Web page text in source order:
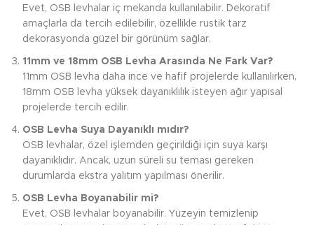
Evet, OSB levhalar iç mekanda kullanılabilir. Dekoratif
amaçlarla da tercih edilebilir, özellikle rustik tarz
dekorasyonda güzel bir görünüm sağlar.
11mm ve 18mm OSB Levha Arasında Ne Fark Var?
11mm OSB levha daha ince ve hafif projelerde kullanılırken,
18mm OSB levha yüksek dayanıklılık isteyen ağır yapısal
projelerde tercih edilir.
OSB Levha Suya Dayanıklı mıdır?
OSB levhalar, özel işlemden geçirildiği için suya karşı
dayanıklıdır. Ancak, uzun süreli su teması gereken
durumlarda ekstra yalıtım yapılması önerilir.
OSB Levha Boyanabilir mi?
Evet, OSB levhalar boyanabilir. Yüzeyin temizlenip